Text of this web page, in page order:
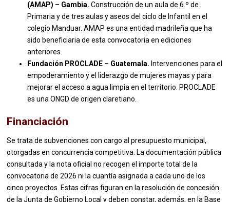
(AMAP) – Gambia. Construcción de un aula de 6.º de
Primaria y de tres aulas y aseos del ciclo de Infantil en el
colegio Manduar. AMAP es una entidad madrileña que ha
sido beneficiaria de esta convocatoria en ediciones
anteriores.
Fundación PROCLADE – Guatemala. Intervenciones para el
empoderamiento y el liderazgo de mujeres mayas y para
mejorar el acceso a agua limpia en el territorio. PROCLADE
es una ONGD de origen claretiano.
Financiación
Se trata de subvenciones con cargo al presupuesto municipal,
otorgadas en concurrencia competitiva. La documentación pública
consultada y la nota oficial no recogen el importe total de la
convocatoria de 2026 ni la cuantía asignada a cada uno de los
cinco proyectos. Estas cifras figuran en la resolución de concesión
de la Junta de Gobierno Local y deben constar, además, en la Base